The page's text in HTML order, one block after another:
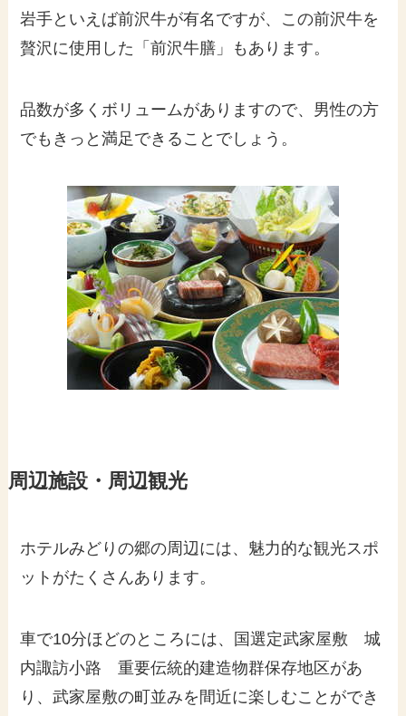
岩手といえば前沢牛が有名ですが、この前沢牛を
贅沢に使用した「前沢牛膳」もあります。
品数が多くボリュームがありますので、男性の方
でもきっと満足できることでしょう。
周辺施設・周辺観光
ホテルみどりの郷の周辺には、魅力的な観光スポ
ットがたくさんあります。
車で10分ほどのところには、国選定武家屋敷 城
内諏訪小路 重要伝統的建造物群保存地区があ
り、武家屋敷の町並みを間近に楽しむことができ